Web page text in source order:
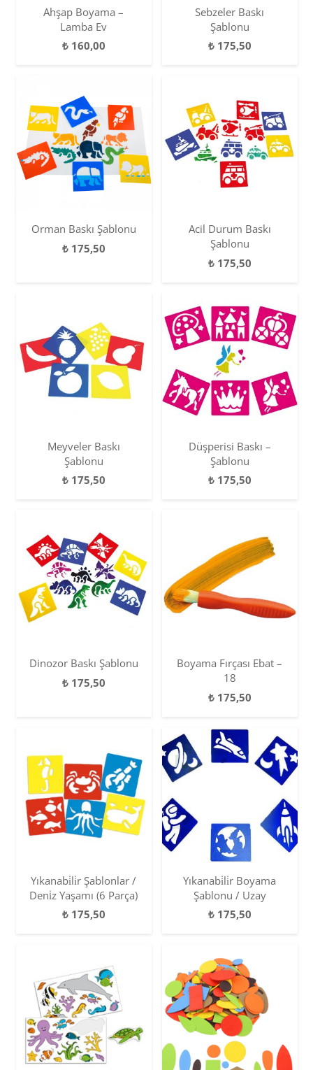
Ahşap Boyama –
Lamba Ev
₺160,00
Sebzeler Baskı
Şablonu
₺175,50
Orman Baskı Şablonu
₺175,50
Acil Durum Baskı
Şablonu
₺175,50
Meyveler Baskı
Şablonu
₺175,50
Düşperisi Baskı –
Şablonu
₺175,50
Dinozor Baskı Şablonu
₺175,50
Boyama Fırçası Ebat –
18
₺175,50
Yıkanabi̇li̇r Şablonlar /
Deni̇z Yaşamı (6 Parça)
₺175,50
Yıkanabi̇li̇r Boyama
Şablonu / Uzay
₺175,50